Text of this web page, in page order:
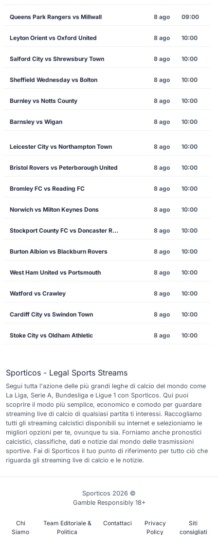
Queens Park Rangers vs Millwall 8 ago 09:00
Leyton Orient vs Oxford United 8 ago 10:00
Salford City vs Shrewsbury Town 8 ago 10:00
Sheffield Wednesday vs Bolton 8 ago 10:00
Burnley vs Notts County 8 ago 10:00
Barnsley vs Wigan 8 ago 10:00
Leicester City vs Northampton Town 8 ago 10:00
Bristol Rovers vs Peterborough United 8 ago 10:00
Bromley FC vs Reading FC 8 ago 10:00
Norwich vs Milton Keynes Dons 8 ago 10:00
Stockport County FC vs Doncaster Rovers 8 ago 10:00
Burton Albion vs Blackburn Rovers 8 ago 10:00
West Ham United vs Portsmouth 8 ago 10:00
Watford vs Crawley 8 ago 10:00
Cardiff City vs Swindon Town 8 ago 10:00
Stoke City vs Oldham Athletic 8 ago 10:00
Sporticos - Legal Sports Streams
Segui tutta l'azione delle più grandi leghe di calcio del mondo come
La Liga, Serie A, Bundesliga e Ligue 1 con Sporticos. Qui puoi
scoprire il modo più semplice, economico e comodo per guardare
streaming live di calcio di qualsiasi partita ti interessi. Raccogliamo
tutti gli streaming calcistici disponibili su internet e selezioniamo le
migliori opzioni per te, ovunque tu sia. Forniamo anche pronostici
calcistici, classifiche, dati e notizie dal mondo delle trasmissioni
sportive. Fai di Sporticos il tuo punto di riferimento per tutto ciò che
riguarda gli streaming live di calcio e le notizie.
Sporticos 2026 ©
Gamble Responsibly 18+
Chi
Siamo
Team Editoriale &
Politica
Contattaci
Privacy
Policy
Siti
consigliati